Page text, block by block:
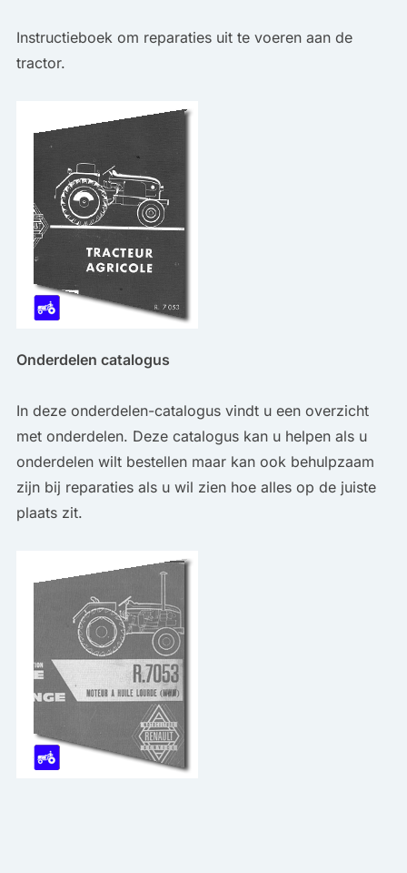
Instructieboek om reparaties uit te voeren aan de
tractor.
Onderdelen catalogus
In deze onderdelen-catalogus vindt u een overzicht
met onderdelen. Deze catalogus kan u helpen als u
onderdelen wilt bestellen maar kan ook behulpzaam
zijn bij reparaties als u wil zien hoe alles op de juiste
plaats zit.